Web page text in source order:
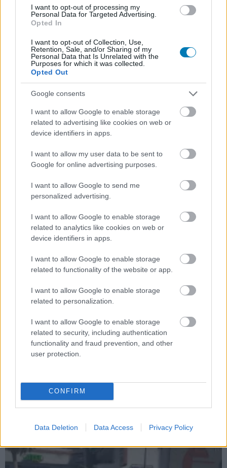
I want to opt-out of processing my
Personal Data for Targeted Advertising.
Opted In
I want to opt-out of Collection, Use,
Retention, Sale, and/or Sharing of my
Personal Data that Is Unrelated with the
Purposes for which it was collected.
Opted Out
Google consents
I want to allow Google to enable storage
related to advertising like cookies on web or
device identifiers in apps.
I want to allow my user data to be sent to
Google for online advertising purposes.
I want to allow Google to send me
personalized advertising.
I want to allow Google to enable storage
related to analytics like cookies on web or
device identifiers in apps.
I want to allow Google to enable storage
related to functionality of the website or app.
I want to allow Google to enable storage
related to personalization.
I want to allow Google to enable storage
related to security, including authentication
functionality and fraud prevention, and other
user protection.
CONFIRM
Data Deletion Data Access Privacy Policy
film szereplőivel is játszhatunk.
Grand Theft Auto V - lehetne még pumpálni a
látványon?
| 2016.12.10 21:45
Ismét megjelent egy mod, melynek az a célkitűzése, hogy a
lehető legélethűbbé tegye a Grand Theft Auto V
megjelenését.
| 2016.10.20 07:45
A gyártó könyörtelenül próbálja kipucolni az internetről a
robbanó Galaxy Note 7-es telefonokat tartalmazó mod